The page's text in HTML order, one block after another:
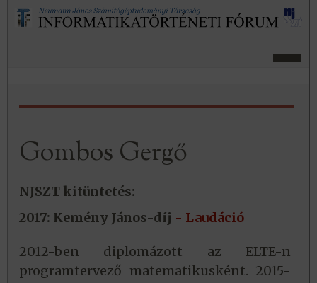
Gombos Gergő
NJSZT kitüntetés:
2017: Kemény János-díj - Laudáció
2012-ben diplomázott az ELTE-n
programtervező matematikusként. 2015-